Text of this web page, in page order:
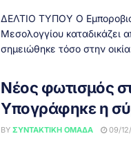
ΔΕΛΤΙΟ ΤΥΠΟΥ Ο
Μεσολογγίου καταδικάζει
σημειώθηκε τόσο στην
Νέος φωτισμός
Υπογράφηκε η
BY ΣΥΝΤΑΚΤΙΚΉ ΟΜΆΔΑ 09/